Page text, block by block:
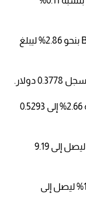
وتراجع سعر بينانس كوين Binance coin BNB بنحو 2.86% ليبلغ
وخسر سعر عملة كاردانو Cardano بما نسبته 2.66% إلى 0.5293
وهوي سعر بولكادوت Polkadot بنحو 3.23% ليصل إلى 9.19
وهبط سعر دوجكوين DOGE/USD بنحو 1.55% ليصل إلى